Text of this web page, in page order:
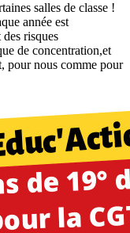
salles de classe !
année est
risques
de concentration,et
pour nous comme pour